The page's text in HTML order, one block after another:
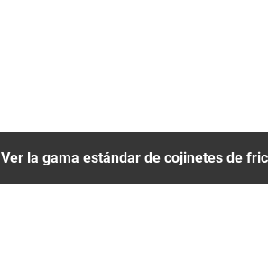
Ver la gama estándar de cojinetes de